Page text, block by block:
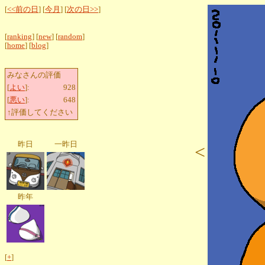
[<<前の日 ] [今月 ] [次の日>>]
[ranking] [new] [random]
[home] [blog]
みなさんの評価
[よい]:
928
[悪い]:
648
↑評価してください
昨日 一昨日
昨年
[+]
<